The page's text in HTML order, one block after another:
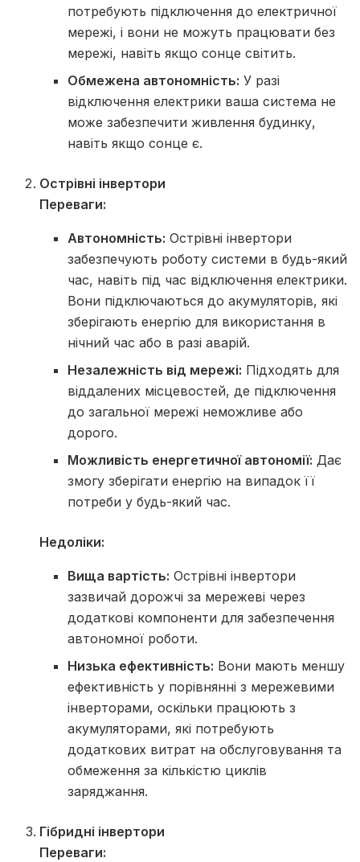
потребують підключення до електричної
мережі, і вони не можуть працювати без
мережі, навіть якщо сонце світить.
Обмежена автономність: У разі
відключення електрики ваша система не
може забезпечити живлення будинку,
навіть якщо сонце є.
Острівні інвертори
Переваги:
Автономність: Острівні інвертори
забезпечують роботу системи в будь-який
час, навіть під час відключення електрики.
Вони підключаються до акумуляторів, які
зберігають енергію для використання в
нічний час або в разі аварій.
Незалежність від мережі: Підходять для
віддалених місцевостей, де підключення
до загальної мережі неможливе або
дорого.
Можливість енергетичної автономії: Дає
змогу зберігати енергію на випадок її
потреби у будь-який час.
Недоліки:
Вища вартість: Острівні інвертори
зазвичай дорожчі за мережеві через
додаткові компоненти для забезпечення
автономної роботи.
Низька ефективність: Вони мають меншу
ефективність у порівнянні з мережевими
інверторами, оскільки працюють з
акумуляторами, які потребують
додаткових витрат на обслуговування та
обмеження за кількістю циклів
заряджання.
Гібридні інвертори
Переваги: